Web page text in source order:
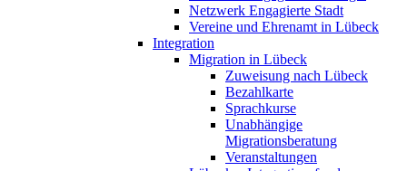
Netzwerk Engagierte Stadt
Vereine und Ehrenamt in Lübeck
Integration
Migration in Lübeck
Zuweisung nach Lübeck
Bezahlkarte
Sprachkurse
Unabhängige
Migrationsberatung
Veranstaltungen